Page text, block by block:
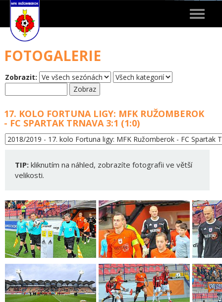
Toggle
FOTOGALERIE
Zobrazit:
17. KOLO FORTUNA LIGY: MFK RUŽOMBEROK
- FC SPARTAK TRNAVA 3:1 (1:0)
TIP: kliknutím na náhled, zobrazíte fotografii ve větší
velikosti.